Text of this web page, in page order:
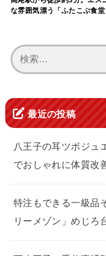
な雰囲気漂う「ふたこぶ食堂
最近の投稿
八王子の耳ツボジ
でおしゃれに体質改
特注もできる一級品
リーメゾン」めじろ